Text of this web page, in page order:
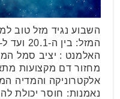
השבוע נגיד מזל טוב
האלמנט : יציב סמל
מחזור דם מקצועות
אלקטרוניקה והמדיה
נאמנות: חוסר יכולת